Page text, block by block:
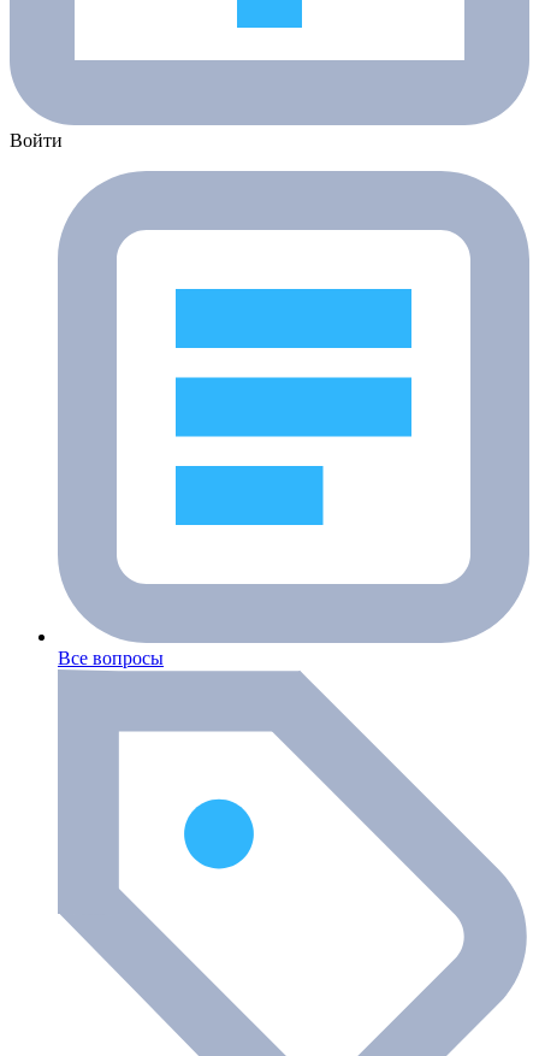
Войти
Все вопросы